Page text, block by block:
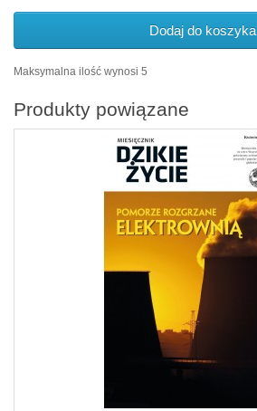
Dodaj do koszyka
Maksymalna ilość wynosi 5
Produkty powiązane